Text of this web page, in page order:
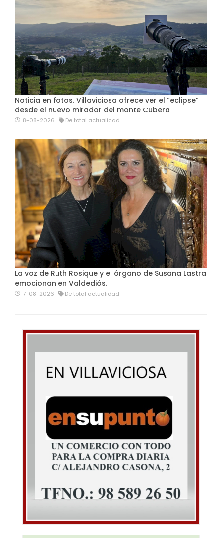
Noticia en fotos. Villaviciosa ofrece ver el “eclipse”
desde el nuevo mirador del monte Cubera
8-08-2026 De total actualidad
La voz de Ruth Rosique y el órgano de Susana Lastra
emocionan en Valdediós.
7-08-2026 De total actualidad